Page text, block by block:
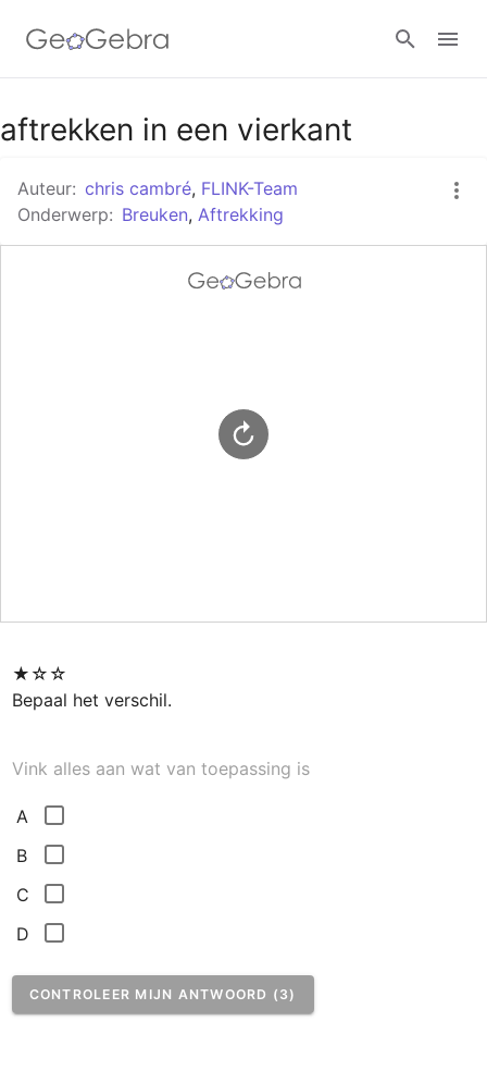
Google Classroom
GeoGebra Klaslokaal
Aanmelden
aftrekken in een vierkant
Auteur: chris cambré, FLINK-Team
Onderwerp: Breuken, Aftrekking
★☆☆
Vink alles aan wat van toepassing is
A
B
C
D
CONTROLEER MIJN ANTWOORD (3)